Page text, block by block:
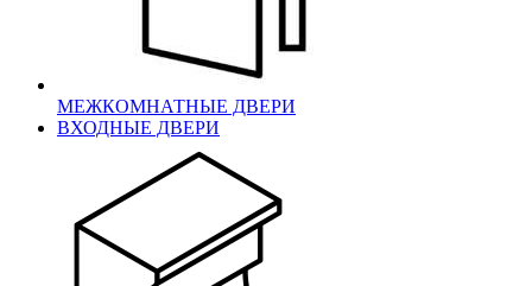
МЕЖКОМНАТНЫЕ ДВЕРИ
ВХОДНЫЕ ДВЕРИ